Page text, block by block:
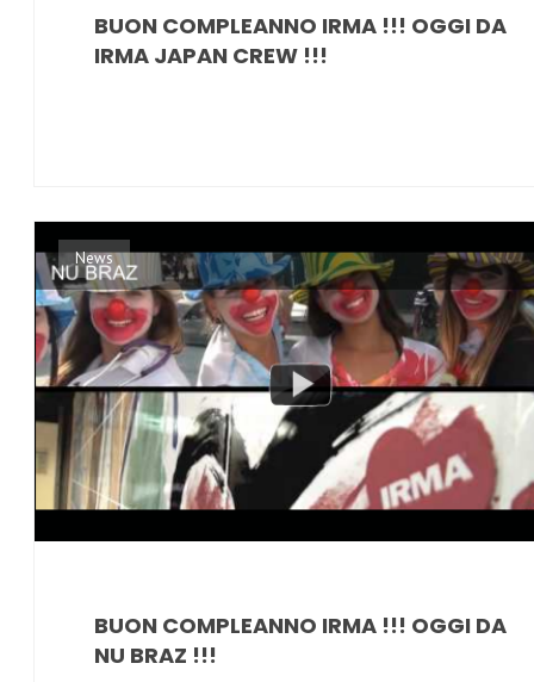
BUON COMPLEANNO IRMA !!! OGGI DA
IRMA JAPAN CREW !!!
News
BUON COMPLEANNO IRMA !!! OGGI DA
NU BRAZ !!!